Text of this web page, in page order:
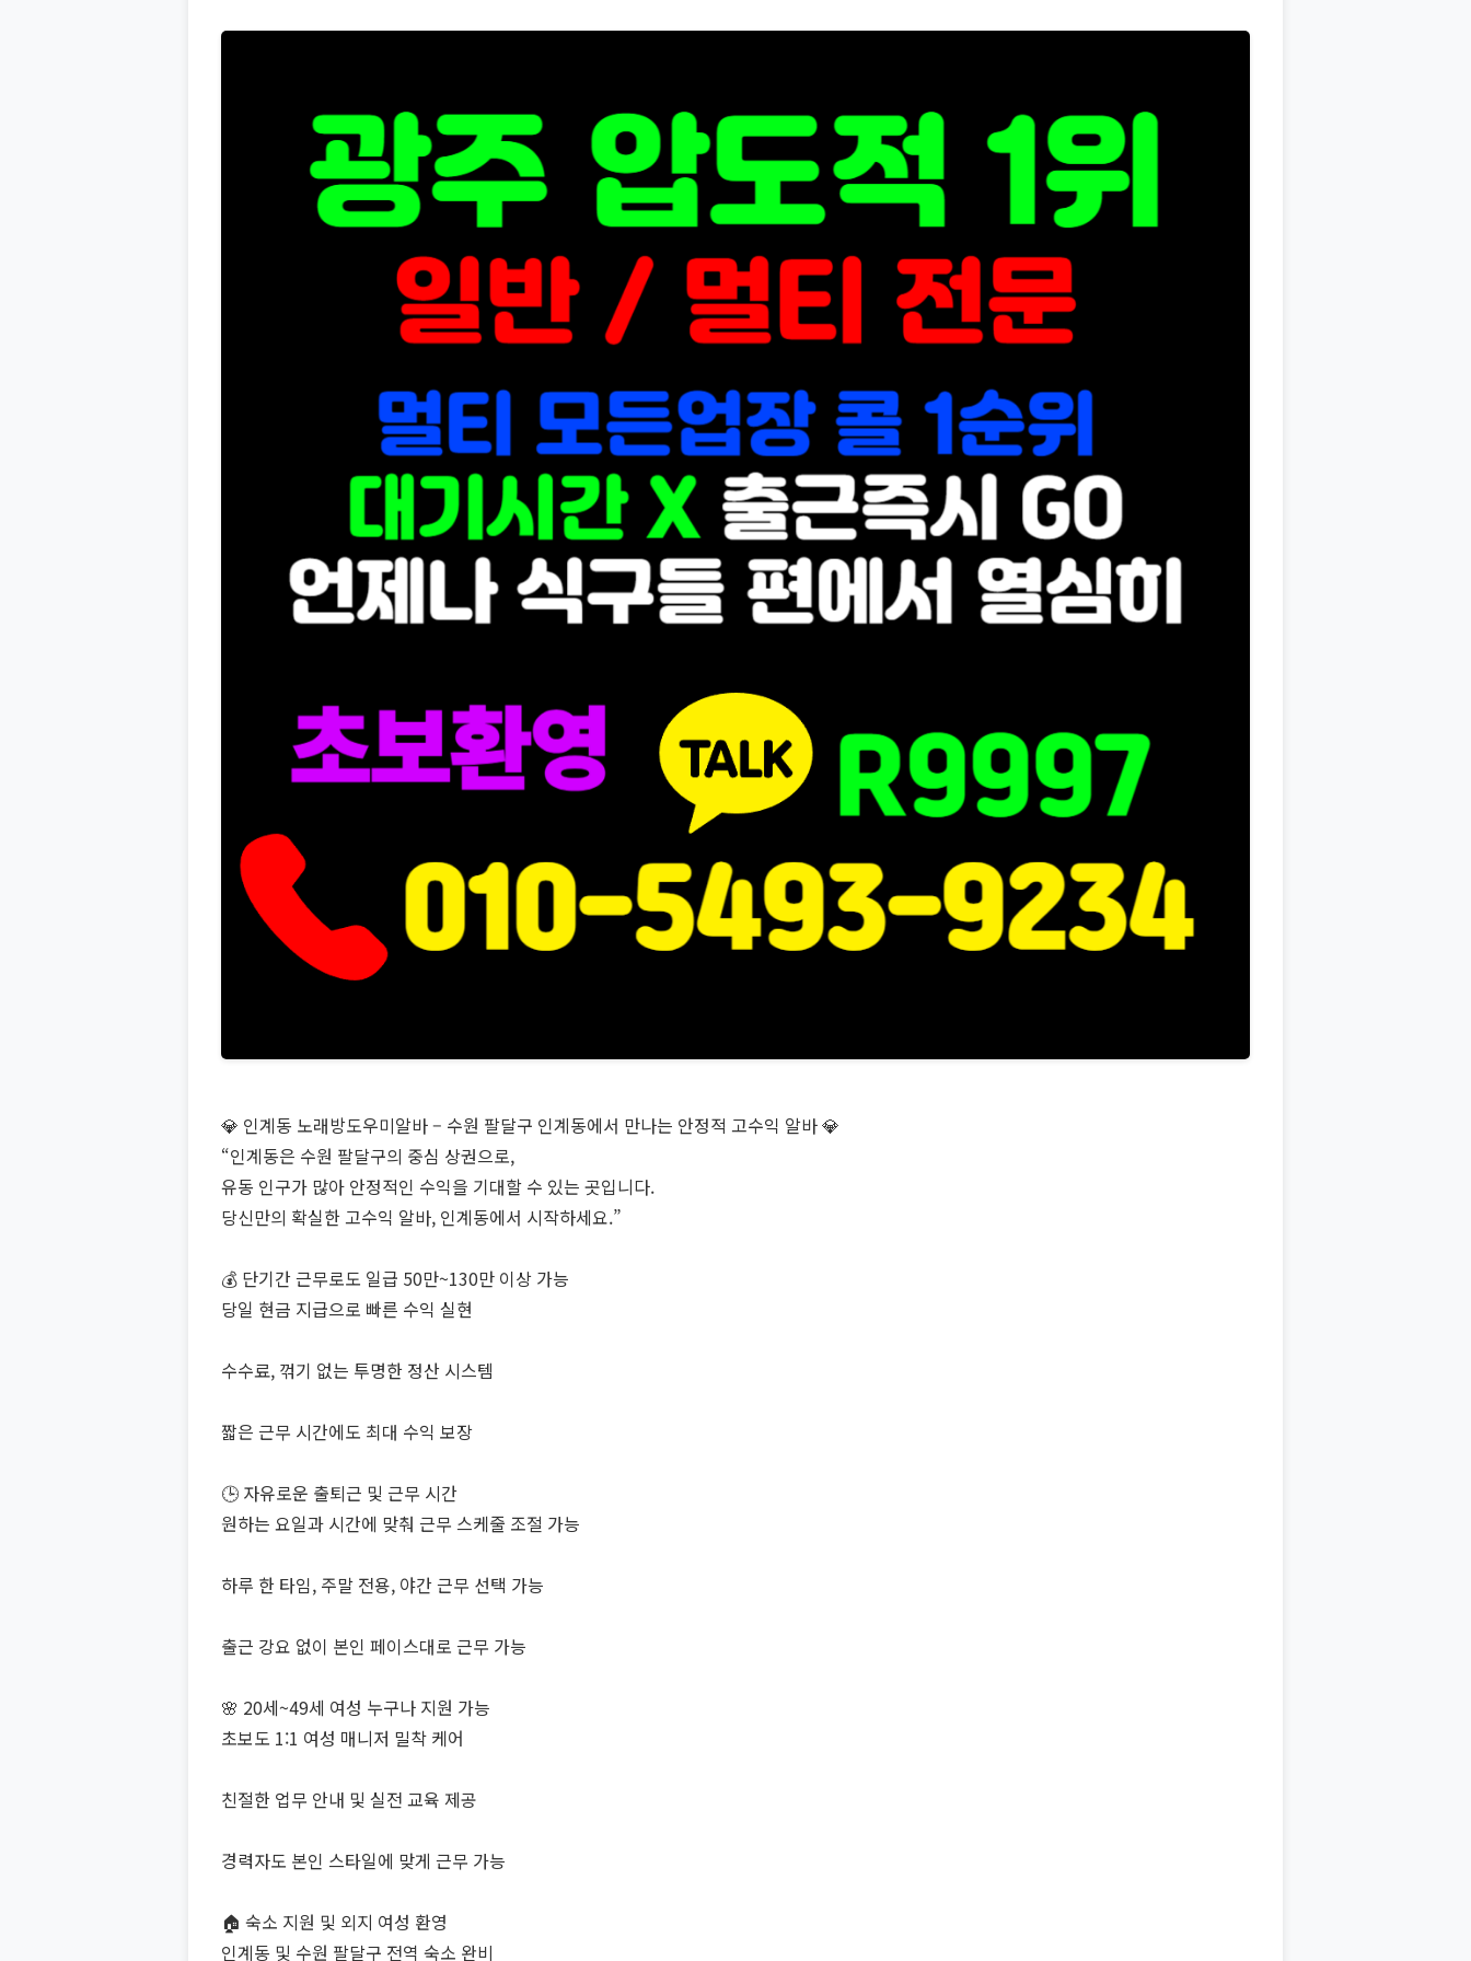
💎 인계동 노래방도우미알바 – 수원 팔달구 인계동에서 만나는 안정적 고수익 알바 💎
“인계동은 수원 팔달구의 중심 상권으로,
유동 인구가 많아 안정적인 수익을 기대할 수 있는 곳입니다.
당신만의 확실한 고수익 알바, 인계동에서 시작하세요.”
💰 단기간 근무로도 일급 50만~130만 이상 가능
당일 현금 지급으로 빠른 수익 실현
수수료, 꺾기 없는 투명한 정산 시스템
짧은 근무 시간에도 최대 수익 보장
🕒 자유로운 출퇴근 및 근무 시간
원하는 요일과 시간에 맞춰 근무 스케줄 조절 가능
하루 한 타임, 주말 전용, 야간 근무 선택 가능
출근 강요 없이 본인 페이스대로 근무 가능
🌸 20세~49세 여성 누구나 지원 가능
초보도 1:1 여성 매니저 밀착 케어
친절한 업무 안내 및 실전 교육 제공
경력자도 본인 스타일에 맞게 근무 가능
🏠 숙소 지원 및 외지 여성 환영
인계동 및 수원 팔달구 전역 숙소 완비